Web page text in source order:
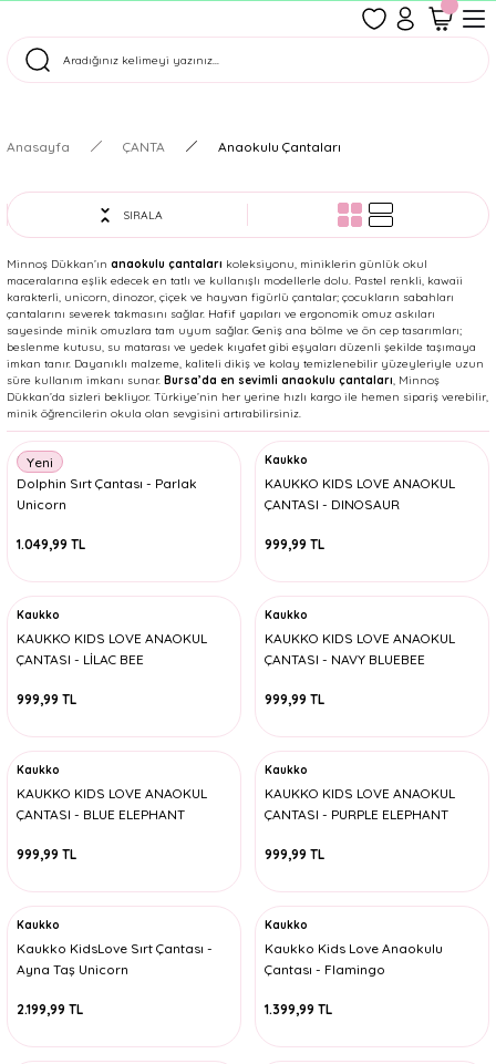
Tüm Siparişler Aynı Gün Kargoda!
Anasayfa ÇANTA Anaokulu Çantaları
SIRALA
Minnoş Dükkan’ın anaokulu çantaları koleksiyonu, miniklerin günlük okul
maceralarına eşlik edecek en tatlı ve kullanışlı modellerle dolu. Pastel renkli, kawaii
karakterli, unicorn, dinozor, çiçek ve hayvan figürlü çantalar; çocukların sabahları
çantalarını severek takmasını sağlar. Hafif yapıları ve ergonomik omuz askıları
sayesinde minik omuzlara tam uyum sağlar. Geniş ana bölme ve ön cep tasarımları;
beslenme kutusu, su matarası ve yedek kıyafet gibi eşyaları düzenli şekilde taşımaya
imkan tanır. Dayanıklı malzeme, kaliteli dikiş ve kolay temizlenebilir yüzeyleriyle uzun
süre kullanım imkanı sunar. Bursa’da en sevimli anaokulu çantaları, Minnoş
Dükkan’da sizleri bekliyor. Türkiye’nin her yerine hızlı kargo ile hemen sipariş verebilir,
minik öğrencilerin okula olan sevgisini artırabilirsiniz.
Yeni
Cem
Dolphin Sırt Çantası - Parlak
Unicorn
1.049,99 TL
Kaukko
KAUKKO KIDS LOVE ANAOKUL
ÇANTASI - DINOSAUR
999,99 TL
Kaukko
KAUKKO KIDS LOVE ANAOKUL
ÇANTASI - LİLAC BEE
999,99 TL
Kaukko
KAUKKO KIDS LOVE ANAOKUL
ÇANTASI - NAVY BLUEBEE
999,99 TL
Kaukko
KAUKKO KIDS LOVE ANAOKUL
ÇANTASI - BLUE ELEPHANT
999,99 TL
Kaukko
KAUKKO KIDS LOVE ANAOKUL
ÇANTASI - PURPLE ELEPHANT
999,99 TL
Kaukko
Kaukko KidsLove Sırt Çantası -
Ayna Taş Unicorn
2.199,99 TL
Kaukko
Kaukko Kids Love Anaokulu
Çantası - Flamingo
1.399,99 TL